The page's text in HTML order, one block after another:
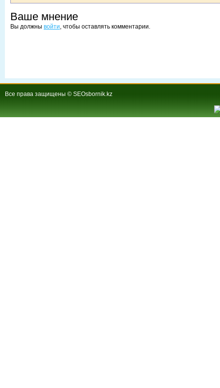
Ваше мнение
Вы должны войти, чтобы оставлять комментарии.
Все права защищены © SEOsbornik.kz